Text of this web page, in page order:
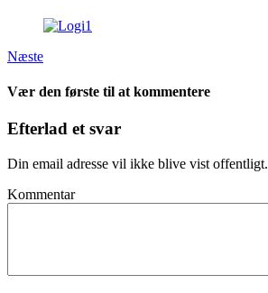
Næste
Vær den første til at kommentere
Efterlad et svar
Din email adresse vil ikke blive vist offentligt.
Kommentar